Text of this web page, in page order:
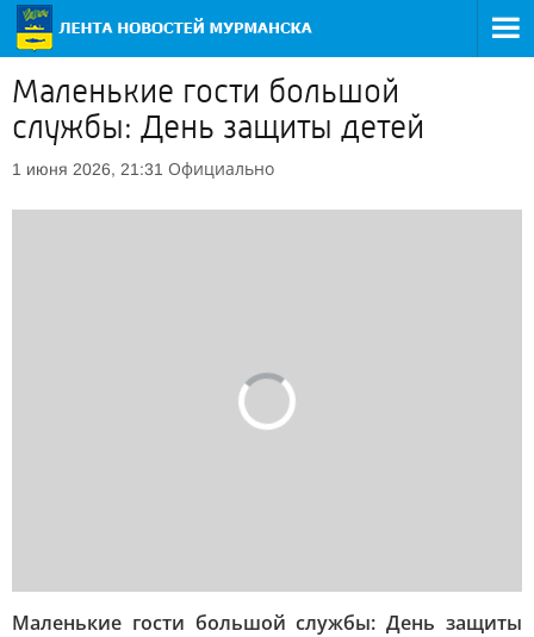
Маленькие гости большой
службы: День защиты детей
1 июня 2026, 21:31 Официально
Маленькие гости большой службы: День защиты